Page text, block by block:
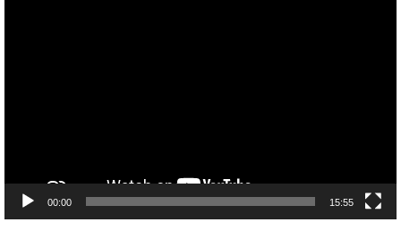
00:00 15:55